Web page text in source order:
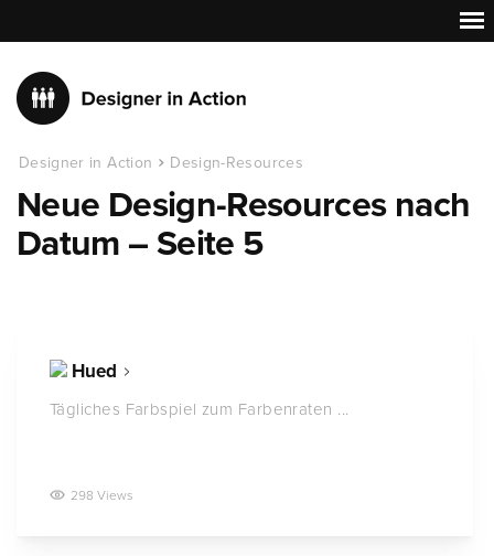
Designer in Action Design-Resources
Neue Design-Resources nach
Datum – Seite 5
Hued
Tägliches Farbspiel zum Farbenraten ...
298 Views